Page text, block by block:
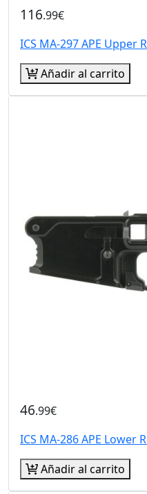
116.99€
ICS MA-297 APE Upper
Añadir al carrito
46.99€
ICS MA-286 APE Lower
Añadir al carrito